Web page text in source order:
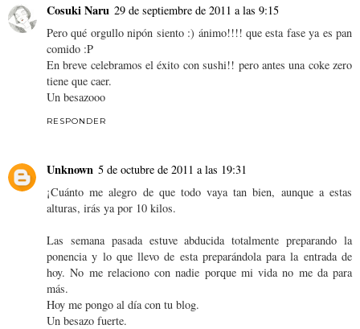
Cosuki Naru 29 de septiembre de 2011 a las 9:15
Pero qué orgullo nipón siento :) ánimo!!!! que esta fase ya es pan
comido :P
En breve celebramos el éxito con sushi!! pero antes una coke zero
tiene que caer.
Un besazooo
RESPONDER
Unknown 5 de octubre de 2011 a las 19:31
¡Cuánto me alegro de que todo vaya tan bien, aunque a estas
alturas, irás ya por 10 kilos.
Las semana pasada estuve abducida totalmente preparando la
ponencia y lo que llevo de esta preparándola para la entrada de
hoy. No me relaciono con nadie porque mi vida no me da para
más.
Hoy me pongo al día con tu blog.
Un besazo fuerte.